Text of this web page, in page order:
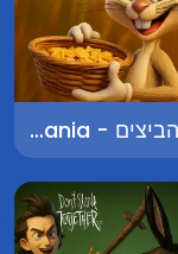
שיגעון הביצים - Egg Mania